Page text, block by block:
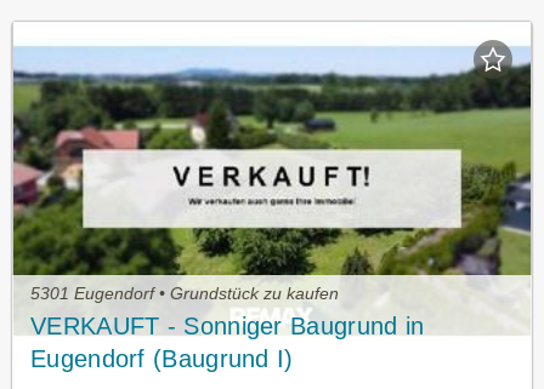
5301 Eugendorf • Grundstück zu kaufen
VERKAUFT - Sonniger Baugrund in
Eugendorf (Baugrund I)